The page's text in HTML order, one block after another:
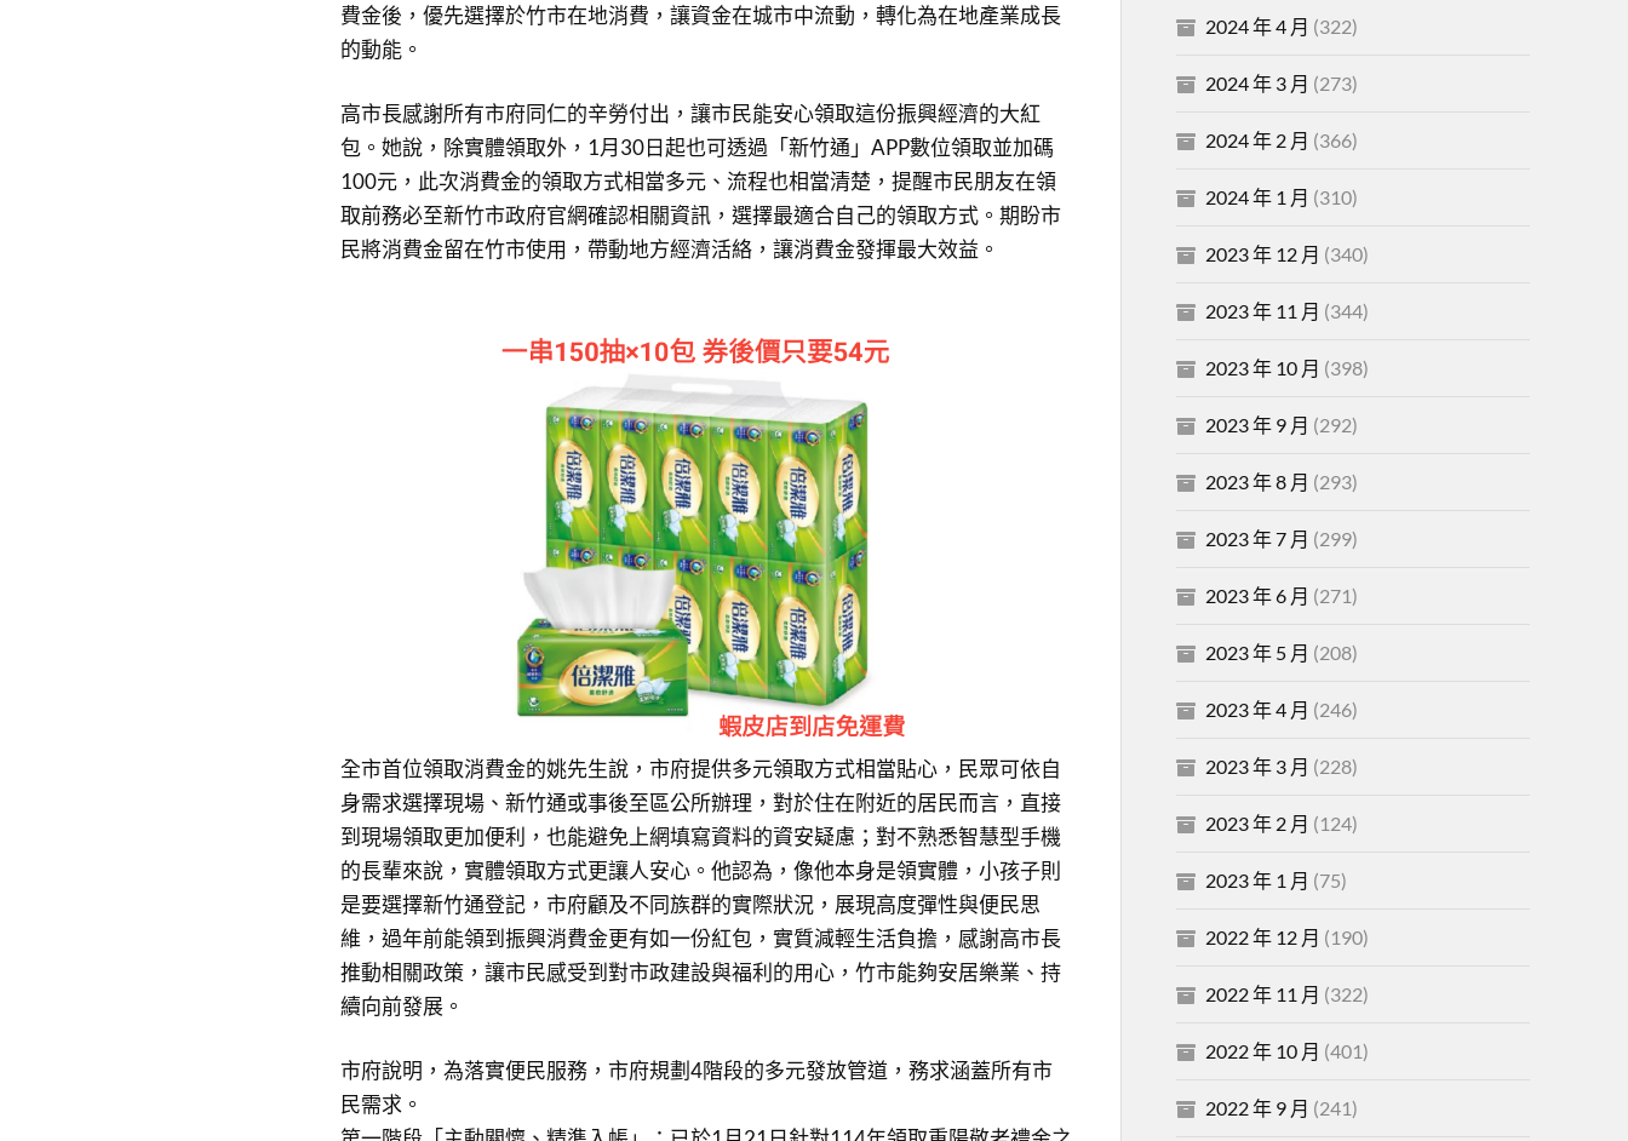
費金後，優先選擇於竹市在地消費，讓資金在城市中流動，轉化為在地產業成長
的動能。
高市長感謝所有市府同仁的辛勞付出，讓市民能安心領取這份振興經濟的大紅
包。她說，除實體領取外，1月30日起也可透過「新竹通」APP數位領取並加碼
100元，此次消費金的領取方式相當多元、流程也相當清楚，提醒市民朋友在領
取前務必至新竹市政府官網確認相關資訊，選擇最適合自己的領取方式。期盼市
民將消費金留在竹市使用，帶動地方經濟活絡，讓消費金發揮最大效益。
全市首位領取消費金的姚先生說，市府提供多元領取方式相當貼心，民眾可依自
身需求選擇現場、新竹通或事後至區公所辦理，對於住在附近的居民而言，直接
到現場領取更加便利，也能避免上網填寫資料的資安疑慮；對不熟悉智慧型手機
的長輩來說，實體領取方式更讓人安心。他認為，像他本身是領實體，小孩子則
是要選擇新竹通登記，市府顧及不同族群的實際狀況，展現高度彈性與便民思
維，過年前能領到振興消費金更有如一份紅包，實質減輕生活負擔，感謝高市長
推動相關政策，讓市民感受到對市政建設與福利的用心，竹市能夠安居樂業、持
續向前發展。
市府說明，為落實便民服務，市府規劃4階段的多元發放管道，務求涵蓋所有市
民需求。
2024 年 4 月 (322)
2024 年 3 月 (273)
2024 年 2 月 (366)
2024 年 1 月 (310)
2023 年 12 月 (340)
2023 年 11 月 (344)
2023 年 10 月 (398)
2023 年 9 月 (292)
2023 年 8 月 (293)
2023 年 7 月 (299)
2023 年 6 月 (271)
2023 年 5 月 (208)
2023 年 4 月 (246)
2023 年 3 月 (228)
2023 年 2 月 (124)
2023 年 1 月 (75)
2022 年 12 月 (190)
2022 年 11 月 (322)
2022 年 10 月 (401)
2022 年 9 月 (241)